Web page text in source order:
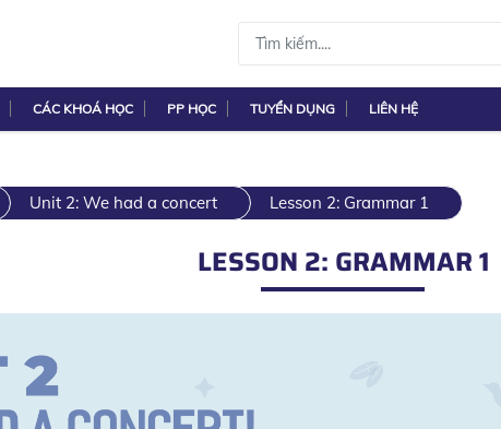
CÁC KHOÁ HỌC PP HỌC TUYỂN DỤNG LIÊN HỆ
Unit 2: We had a concert Lesson 2: Grammar 1
LESSON 2: GRAMMAR 1